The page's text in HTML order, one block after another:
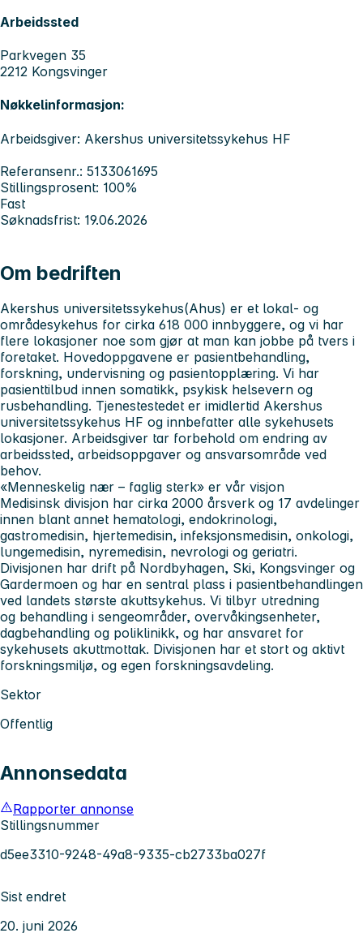
Arbeidssted
Parkvegen 35
2212 Kongsvinger
Nøkkelinformasjon:
Arbeidsgiver: Akershus universitetssykehus HF
Referansenr.: 5133061695
Stillingsprosent: 100%
Fast
Søknadsfrist: 19.06.2026
Om bedriften
Akershus universitetssykehus(Ahus) er et lokal- og
områdesykehus for cirka 618 000 innbyggere, og vi har
flere lokasjoner noe som gjør at man kan jobbe på tvers i
foretaket. Hovedoppgavene er pasientbehandling,
forskning, undervisning og pasientopplæring. Vi har
pasienttilbud innen somatikk, psykisk helsevern og
rusbehandling. Tjenestestedet er imidlertid Akershus
universitetssykehus HF og innbefatter alle sykehusets
lokasjoner. Arbeidsgiver tar forbehold om endring av
arbeidssted, arbeidsoppgaver og ansvarsområde ved
behov.
«Menneskelig nær – faglig sterk» er vår visjon
Medisinsk divisjon har cirka 2000 årsverk og 17 avdelinger
innen blant annet hematologi, endokrinologi,
gastromedisin, hjertemedisin, infeksjonsmedisin, onkologi,
lungemedisin, nyremedisin, nevrologi og geriatri.
Divisjonen har drift på Nordbyhagen, Ski, Kongsvinger og
Gardermoen og har en sentral plass i pasientbehandlingen
ved landets største akuttsykehus. Vi tilbyr utredning
og behandling i sengeområder, overvåkingsenheter,
dagbehandling og poliklinikk, og har ansvaret for
sykehusets akuttmottak. Divisjonen har et stort og aktivt
forskningsmiljø, og egen forskningsavdeling.
Sektor
Offentlig
Annonsedata
Rapporter annonse
Stillingsnummer
d5ee3310-9248-49a8-9335-cb2733ba027f
Sist endret
20. juni 2026